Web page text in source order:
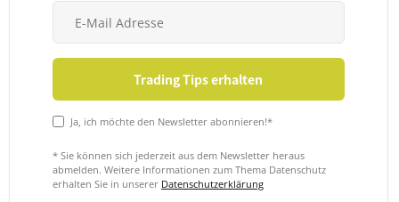
Ja, ich möchte den Newsletter abonnieren!*
* Sie können sich jederzeit aus dem Newsletter heraus
abmelden. Weitere Informationen zum Thema Datenschutz
erhalten Sie in unserer Datenschutzerklärung